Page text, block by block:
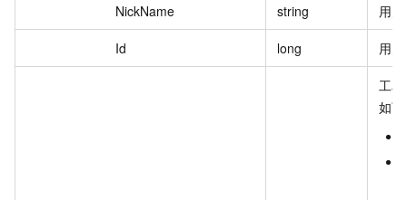
NickName string 用
Id long 用
工
如